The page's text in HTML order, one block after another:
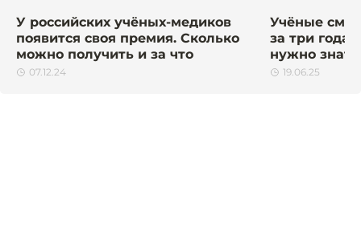
У российских учёных-медиков
появится своя премия. Сколько
можно получить и за что
07.12.24
Учёные
за три года
нужно
19.06.25